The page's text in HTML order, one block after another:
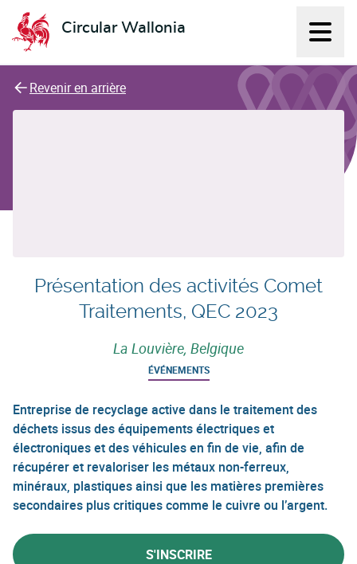
Circular Wallonia
L'économie circulaire
Revenir en arrière
Présentation des activités Comet
Traitements, QEC 2023
La Louvière, Belgique
ÉVÉNEMENTS
Entreprise de recyclage active dans le traitement des
déchets issus des équipements électriques et
électroniques et des véhicules en fin de vie, afin de
récupérer et revaloriser les métaux non-ferreux,
minéraux, plastiques ainsi que les matières premières
secondaires plus critiques comme le cuivre ou l’argent.
S'INSCRIRE